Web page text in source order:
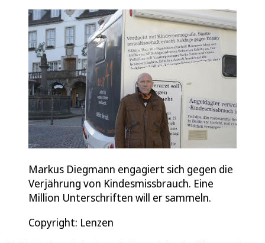
Markus Diegmann engagiert sich gegen die
Verjährung von Kindesmissbrauch. Eine
Million Unterschriften will er sammeln.
Copyright: Lenzen